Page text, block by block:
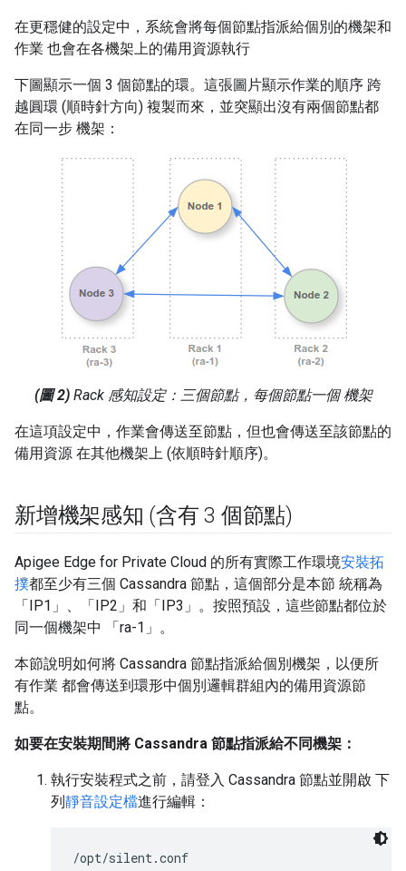
在更穩健的設定中，系統會將每個節點指派給個別的機架和
作業 也會在各機架上的備用資源執行
下圖顯示一個 3 個節點的環。這張圖片顯示作業的順序 跨
越圓環 (順時針方向) 複製而來，並突顯出沒有兩個節點都
在同一步 機架：
(圖 2) Rack 感知設定：三個節點，每個節點一個 機架
在這項設定中，作業會傳送至節點，但也會傳送至該節點的
備用資源 在其他機架上 (依順時針順序)。
新增機架感知 (含有 3 個節點)
Apigee Edge for Private Cloud 的所有實際工作環境安裝拓
撲都至少有三個 Cassandra 節點，這個部分是本節 統稱為
「IP1」、「IP2」和「IP3」。按照預設，這些節點都位於
同一個機架中 「ra-1」。
本節說明如何將 Cassandra 節點指派給個別機架，以便所
有作業 都會傳送到環形中個別邏輯群組內的備用資源節
點。
如要在安裝期間將 Cassandra 節點指派給不同機架：
執行安裝程式之前，請登入 Cassandra 節點並開啟 下
列靜音設定檔進行編輯：
/opt/silent.conf